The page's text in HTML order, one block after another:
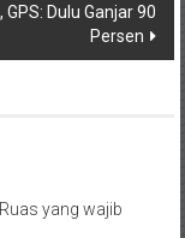
Dulu Ganjar 90
Persen
Ruas yang wajib